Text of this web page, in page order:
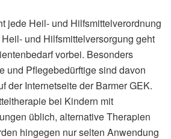
jede Heil- und Hilfsmittelverordnung
und Hilfsmittelversorgung geht
vorbei. Besonders
und Pflegebedürftige sind davon
der Internetseite der Barmer GEK.
bei Kindern mit
üblich, alternative Therapien
hingegen nur selten Anwendung